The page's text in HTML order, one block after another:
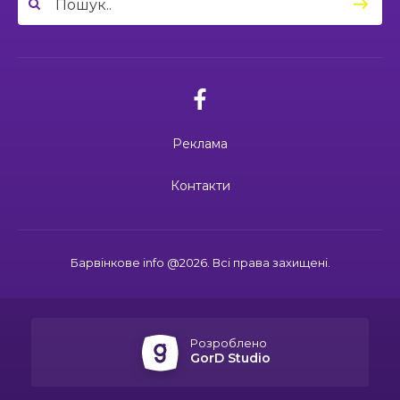
04:27
Барвінківського ліцею №1 пройшли фахове
Спільними зусиллями заради дітей: у
Барвінковому створили сучасний творчий
Поки звучить материнська молитва,
живе пам’ять
життя зупинився на цифрі 24
Барвінкове info @2026. Всі права захищені.
Реклама
Контакти
Розроблено
GorD Studio